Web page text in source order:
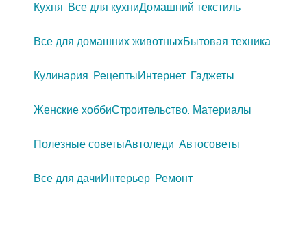
Кухня. Все для кухниДомашний текстиль
Все для домашних животныхБытовая техника
Кулинария. РецептыИнтернет. Гаджеты
Женские хоббиСтроительство. Материалы
Полезные советыАвтоледи. Автосоветы
Все для дачиИнтерьер. Ремонт